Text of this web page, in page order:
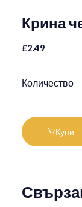
Крина
£2.49
Количество
Купи